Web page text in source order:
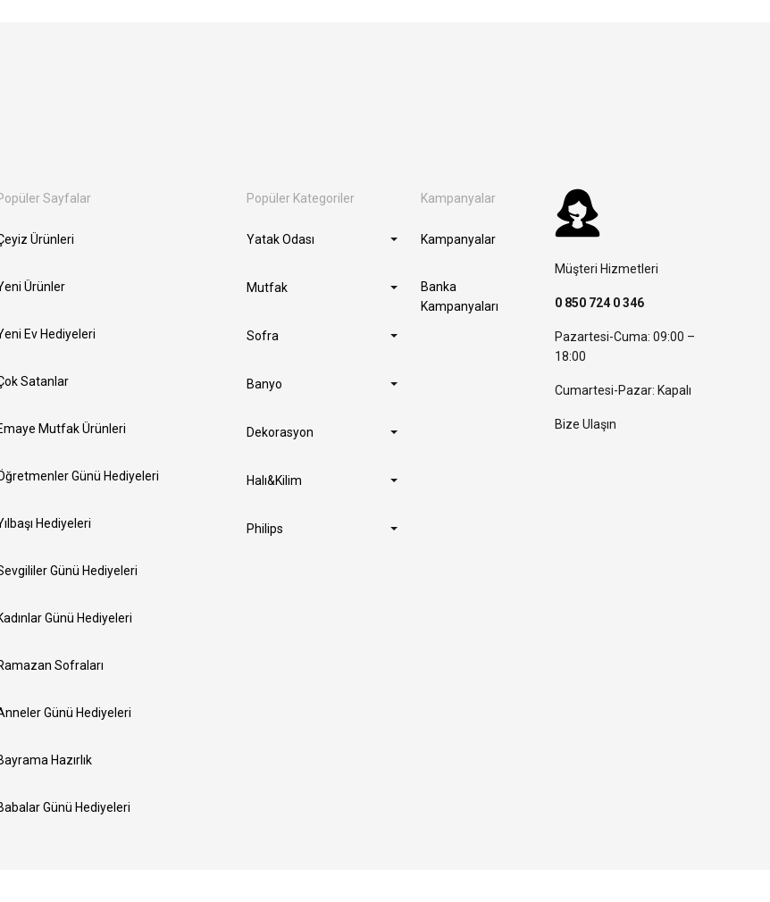
Sayfalar
Ürünleri
Ürünler
Ev Hediyeleri
Satanlar
Mutfak Ürünleri
Günü Hediyeleri
Hediyeleri
Günü Hediyeleri
Günü Hediyeleri
Sofraları
Günü Hediyeleri
Hazırlık
Günü Hediyeleri
Popüler Kategoriler
Yatak Odası
Mutfak
Sofra
Banyo
Dekorasyon
Halı&Kilim
Philips
Kampanyalar
Kampanyalar
Banka
Kampanyaları
Müşteri Hizmetleri
0 850 724 0 346
Pazartesi-Cuma: 09:00 –
18:00
Cumartesi-Pazar: Kapalı
Bize Ulaşın